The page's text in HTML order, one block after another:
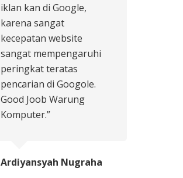
iklan kan di Google,
karena sangat
kecepatan website
sangat mempengaruhi
peringkat teratas
pencarian di Googole.
Good Joob Warung
Komputer.”
Ardiyansyah Nugraha